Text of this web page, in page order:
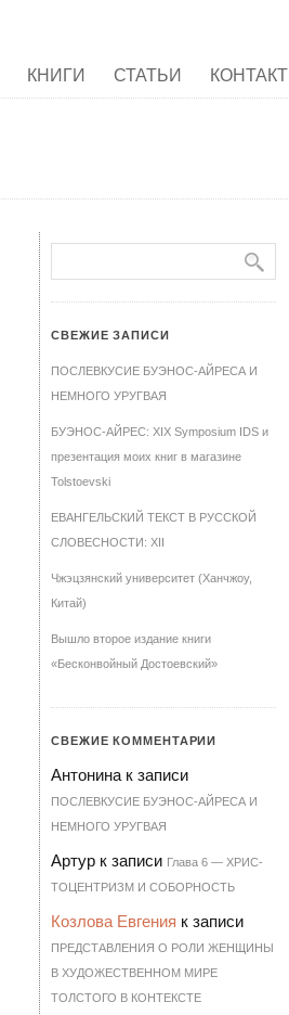
КНИГИ СТАТЬИ КОНТАКТ
СВЕЖИЕ ЗАПИСИ
ПОСЛЕВКУСИЕ БУЭНОС-АЙРЕСА И
НЕМНОГО УРУГВАЯ
БУЭНОС-АЙРЕС: XIX Symposium IDS и
презентация моих книг в магазине
Tolstoevski
ЕВАНГЕЛЬСКИЙ ТЕКСТ В РУССКОЙ
СЛОВЕСНОСТИ: XII
Чжэцзянский университет (Ханчжоу,
Китай)
Вышло второе издание книги
«Бесконвойный Достоевский»
СВЕЖИЕ КОММЕНТАРИИ
Антонина к записи
ПОСЛЕВКУСИЕ БУЭНОС-АЙРЕСА И
НЕМНОГО УРУГВАЯ
Артур к записи Гла­ва 6 — ХРИ­С­
ТО­ЦЕН­Т­РИЗМ И СО­БОР­НОСТЬ
Козлова Евгения к записи
ПРЕДСТАВЛЕНИЯ О РОЛИ ЖЕНЩИНЫ
В ХУДОЖЕСТВЕННОМ МИРЕ
ТОЛСТОГО В КОНТЕКСТЕ